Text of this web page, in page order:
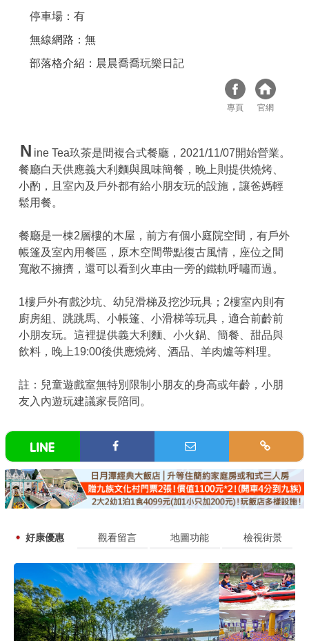
停車場：有
無線網路：無
部落格介紹： 晨晨喬喬玩樂日記
專頁 官網
N ine Tea玖茶是間複合式餐廳，2021/11/07開始營業。
餐廳白天供應義大利麵與風味簡餐，晚上則提供燒烤、
小酌，且室內及戶外都有給小朋友玩的設施，讓爸媽輕
鬆用餐。
餐廳是一棟2層樓的木屋，前方有個小庭院空間，有戶外
帳篷及室內用餐區，原木空間帶點復古風情，座位之間
寬敞不擁擠，還可以看到火車由一旁的鐵軌呼嘯而過。
1樓戶外有戲沙坑、幼兒滑梯及挖沙玩具；2樓室內則有
廚房組、跳跳馬、小帳篷、小滑梯等玩具，適合前齡前
小朋友玩。這裡提供義大利麵、小火鍋、簡餐、甜品與
飲料，晚上19:00後供應燒烤、酒品、羊肉爐等料理。
註：兒童遊戲室無特別限制小朋友的身高或年齡，小朋
友入內遊玩建議家長陪同。
好康優惠 觀看留言 地圖功能 檢視街景